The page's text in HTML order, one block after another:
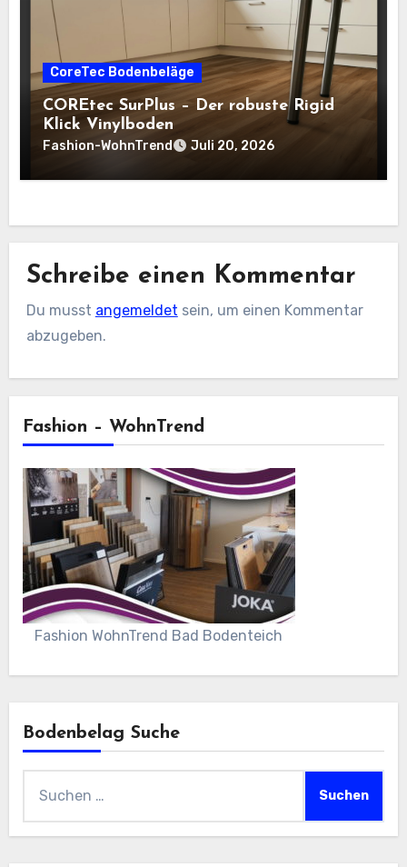
CoreTec Bodenbeläge
COREtec SurPlus – Der robuste Rigid
Klick Vinylboden
Fashion-WohnTrend Juli 20, 2026
Schreibe einen Kommentar
Du musst angemeldet sein, um einen Kommentar
abzugeben.
Fashion – WohnTrend
Fashion WohnTrend Bad Bodenteich
Bodenbelag Suche